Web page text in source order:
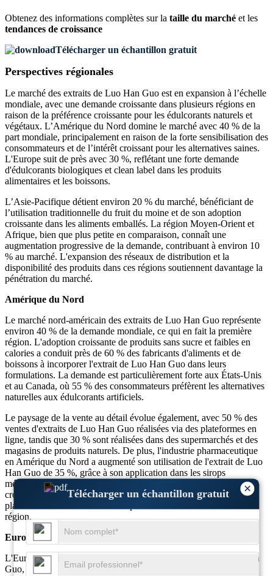
×
Télécharger un échantillon gratuit
Obtenez des informations complètes sur la taille du marché et les
tendances de croissance
Télécharger un échantillon gratuit
Perspectives régionales
Le marché des extraits de Luo Han Guo est en expansion à l’échelle
mondiale, avec une demande croissante dans plusieurs régions en
raison de la préférence croissante pour les édulcorants naturels et
végétaux. L’Amérique du Nord domine le marché avec 40 % de la
part mondiale, principalement en raison de la forte sensibilisation des
consommateurs et de l’intérêt croissant pour les alternatives saines.
L'Europe suit de près avec 30 %, reflétant une forte demande
d'édulcorants biologiques et clean label dans les produits
alimentaires et les boissons.
L’Asie-Pacifique détient environ 20 % du marché, bénéficiant de
l’utilisation traditionnelle du fruit du moine et de son adoption
croissante dans les aliments emballés. La région Moyen-Orient et
Afrique, bien que plus petite en comparaison, connaît une
augmentation progressive de la demande, contribuant à environ 10
% au marché. L'expansion des réseaux de distribution et la
disponibilité des produits dans ces régions soutiennent davantage la
pénétration du marché.
Amérique du Nord
Le marché nord-américain des extraits de Luo Han Guo représente
environ 40 % de la demande mondiale, ce qui en fait la première
région. L'adoption croissante de produits sans sucre et faibles en
calories a conduit près de 60 % des fabricants d'aliments et de
boissons à incorporer l'extrait de Luo Han Guo dans leurs
formulations. La demande est particulièrement forte aux États-Unis
et au Canada, où 55 % des consommateurs préfèrent les alternatives
naturelles aux édulcorants artificiels.
Le paysage de la vente au détail évolue également, avec 50 % des
ventes d'extraits de Luo Han Guo réalisées via des plateformes en
ligne, tandis que 30 % sont réalisées dans des supermarchés et des
magasins de produits naturels. De plus, l'industrie pharmaceutique
en Amérique du Nord a augmenté son utilisation de l'extrait de Luo
Han Guo de 35 %, grâce à son application dans les sirops
médicinaux et les compléments alimentaires. La sensibilisation
croissante des consommateurs aux édulcorants naturels à base de
plantes continue d’alimenter l’expansion du marché dans cette
région.
Europe
L'Europe détient environ 30 % du marché des extraits de Luo Han
Guo, stimulée par des réglementations alimentaires strictes et une